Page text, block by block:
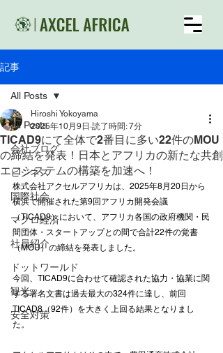
記事
All Posts
会社ブログ
ビジネス
国際社会
マクロ経済
社員紹介
ドットワールド
観光
安全対策
All Posts
TICAD9にて全体で2番目に多い22件のMOU
の締結を発表！日本とアフリカの新たな共創
エコシステムの構築を加速へ！
Hiroshi Yokoyama
2025年10月9日 読了時間: 7分
株式会社アクセルアフリカは、2025年8月20日から
横浜で開催された第9回アフリカ開発会議
（TICAD9）において、アフリカ各国の政府機関・民
間団体・スタートアップとの間で合計22件の覚書
（MOU）の締結を発表しました。
今回、TICAD9に合わせて確認された協力・協業に関
する署名文書は過去最大の324件に達し、前回
TICAD8（92件）を大きく上回る結果となりまし
た。